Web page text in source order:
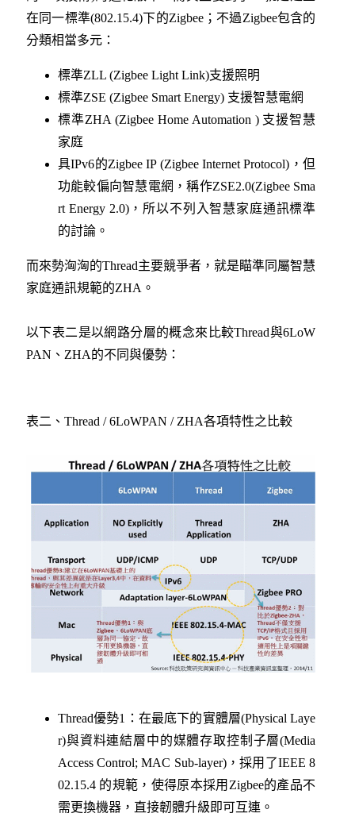
在同一標準(802.15.4)下的Zigbee；不過Zigbee包含的
分類相當多元：
標準ZLL (Zigbee Light Link)支援照明
標準ZSE (Zigbee Smart Energy) 支援智慧電網
標準ZHA (Zigbee Home Automation ) 支援智慧
家庭
具IPv6的Zigbee IP (Zigbee Internet Protocol)，但
功能較偏向智慧電網，稱作ZSE2.0(Zigbee Sma
rt Energy 2.0)，所以不列入智慧家庭通訊標準
的討論。
而來勢洶洶的Thread主要競爭者，就是瞄準同屬智慧
家庭通訊規範的ZHA。
以下表二是以網路分層的概念來比較Thread與6LoW
PAN、ZHA的不同與優勢：
表二、Thread / 6LoWPAN / ZHA各項特性之比較
Thread優勢1：在最底下的實體層(Physical Laye
r)與資料連結層中的媒體存取控制子層(Media
Access Control; MAC Sub-layer)，採用了IEEE 8
02.15.4 的規範，使得原本採用Zigbee的產品不
需更換機器，直接韌體升級即可互連。